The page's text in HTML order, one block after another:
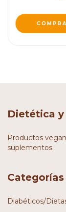
Dietética
Productos
suplementos
Categorías
Diabéticos/